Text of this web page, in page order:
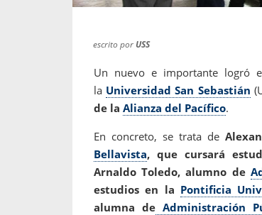
escrito por USS
Un nuevo e importante logró
la Universidad San Sebastián
de la Alianza del Pacífico.
En concreto, se trata de
Bellavista, que cursará
Arnaldo Toledo, alumno de
estudios en la Pontificia
alumna de Administración